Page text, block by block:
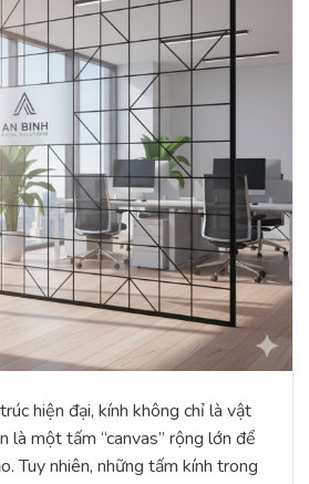
hiện đại, kính không chỉ là vật
là một tấm “canvas” rộng lớn để
Tuy nhiên, những tấm kính trong